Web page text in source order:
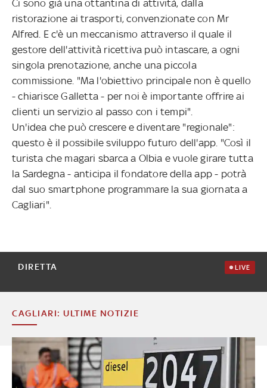
Ci sono già una ottantina di attività, dalla
ristorazione ai trasporti, convenzionate con Mr
Alfred. E c'è un meccanismo attraverso il quale il
gestore dell'attività ricettiva può intascare, a ogni
singola prenotazione, anche una piccola
commissione. "Ma l'obiettivo principale non è quello
- chiarisce Galletta - per noi è importante offrire ai
clienti un servizio al passo con i tempi".
Un'idea che può crescere e diventare "regionale":
questo è il possibile sviluppo futuro dell'app. "Così il
turista che magari sbarca a Olbia e vuole girare tutta
la Sardegna - anticipa il fondatore della app - potrà
dal suo smartphone programmare la sua giornata a
Cagliari".
DIRETTA LIVE
CAGLIARI: ULTIME NOTIZIE